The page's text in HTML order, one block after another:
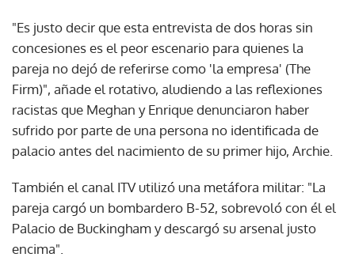
"Es justo decir que esta entrevista de dos horas sin
concesiones es el peor escenario para quienes la
pareja no dejó de referirse como 'la empresa' (The
Firm)", añade el rotativo, aludiendo a las reflexiones
racistas que Meghan y Enrique denunciaron haber
sufrido por parte de una persona no identificada de
palacio antes del nacimiento de su primer hijo, Archie.
También el canal ITV utilizó una metáfora militar: "La
pareja cargó un bombardero B-52, sobrevoló con él el
Palacio de Buckingham y descargó su arsenal justo
encima".